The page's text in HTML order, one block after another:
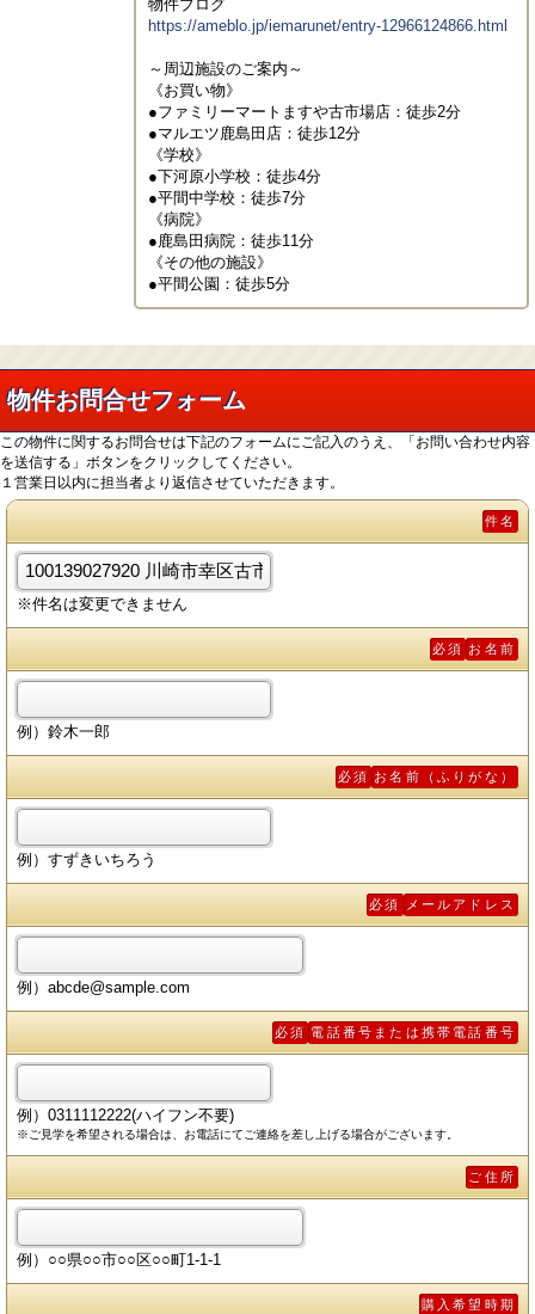
https://ameblo.jp/iemarunet/entry-12966124866.html
～周辺施設のご案内～
《お買い物》
●ファミリーマートますや古市場店：徒歩2分
●マルエツ鹿島田店：徒歩12分
《学校》
●下河原小学校：徒歩4分
●平間中学校：徒歩7分
《病院》
●鹿島田病院：徒歩11分
《その他の施設》
●平間公園：徒歩5分
物件お問合せフォーム
この物件に関するお問合せは下記のフォームにご記入のうえ、「お問い合わせ内容
を送信する」ボタンをクリックしてください。
１営業日以内に担当者より返信させていただきます。
件名
※件名は変更できません
お名前
必須
例）鈴木一郎
お名前（ふりがな）
必須
例）すずきいちろう
メールアドレス
必須
例）abcde@sample.com
電話番号または携帯電話番号
必須
例）0311112222(ハイフン不要)
※ご見学を希望される場合は、お電話にてご連絡を差し上げる場合がございます。
ご住所
例）○○県○○市○○区○○町1-1-1
購入希望時期